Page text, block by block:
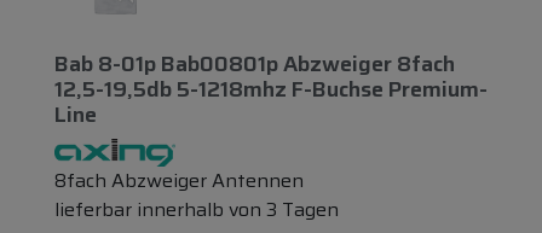
Bab 8-01p Bab00801p Abzweiger 8fach
12,5-19,5db 5-1218mhz F-Buchse Premium-
Line
8fach Abzweiger Antennen
lieferbar innerhalb von 3 Tagen